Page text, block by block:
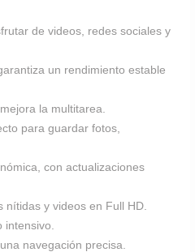
de videos, redes sociales y
un rendimiento estable
la multitarea.
para guardar fotos,
con actualizaciones
y videos en Full HD.
navegación precisa.